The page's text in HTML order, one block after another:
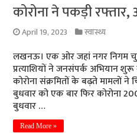
कोरोना ने पकड़ी
April 19, 2023 स्वास्थ्य
लखनऊ। एक ओर जहां नगर निगम
प्रत्याशियों ने जनसंपर्क अभियान
कोरोना संक्रमितों के बढ़ते मामलों ने
बुधवार को एक बार फिर कोरोना
बुधवार …
Read More »